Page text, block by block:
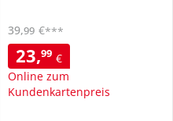
23,99 €
Online zum
Kundenkartenpreis
39,99 €***